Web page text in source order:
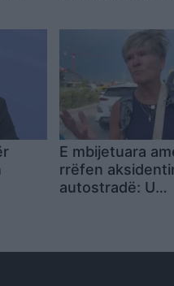
pas dyshimeve
punimet pranë
E mbijetuara
rrëfen
autostradë: U